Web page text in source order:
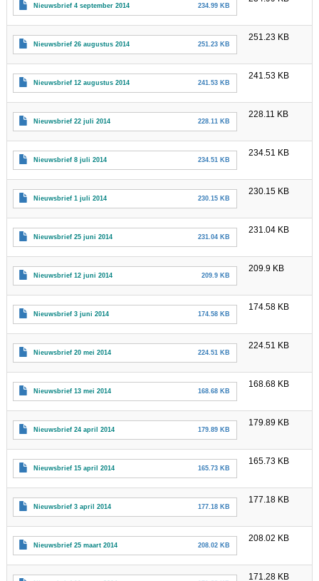
Nieuwsbrief 4 september 2014 234.99 KB
Nieuwsbrief 26 augustus 2014 251.23 KB
251.23 KB
Nieuwsbrief 12 augustus 2014 241.53 KB
241.53 KB
Nieuwsbrief 22 juli 2014 228.11 KB
228.11 KB
Nieuwsbrief 8 juli 2014 234.51 KB
234.51 KB
Nieuwsbrief 1 juli 2014 230.15 KB
230.15 KB
Nieuwsbrief 25 juni 2014 231.04 KB
231.04 KB
Nieuwsbrief 12 juni 2014 209.9 KB
209.9 KB
Nieuwsbrief 3 juni 2014 174.58 KB
174.58 KB
Nieuwsbrief 20 mei 2014 224.51 KB
224.51 KB
Nieuwsbrief 13 mei 2014 168.68 KB
168.68 KB
Nieuwsbrief 24 april 2014 179.89 KB
179.89 KB
Nieuwsbrief 15 april 2014 165.73 KB
165.73 KB
Nieuwsbrief 3 april 2014 177.18 KB
177.18 KB
Nieuwsbrief 25 maart 2014 208.02 KB
208.02 KB
171.28 KB